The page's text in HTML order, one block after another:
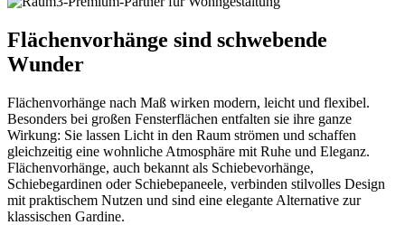
Flächenvorhänge sind schwebende
Wunder
Flächenvorhänge nach Maß wirken modern, leicht und flexibel.
Besonders bei großen Fensterflächen entfalten sie ihre ganze
Wirkung: Sie lassen Licht in den Raum strömen und schaffen
gleichzeitig eine wohnliche Atmosphäre mit Ruhe und Eleganz.
Flächenvorhänge, auch bekannt als Schiebevorhänge,
Schiebegardinen oder Schiebepaneele, verbinden stilvolles Design
mit praktischem Nutzen und sind eine elegante Alternative zur
klassischen Gardine.